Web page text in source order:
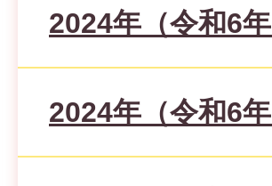
2024年（令和6
2024年（令和6